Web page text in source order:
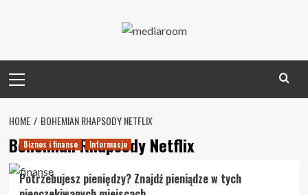
Menu
HOME BOHEMIAN RHAPSODY NETFLIX
Bohemian Rhapsody Netflix
Biznes i finanse Informacje
Potrzebujesz pieniędzy? Znajdź pieniądze w tych